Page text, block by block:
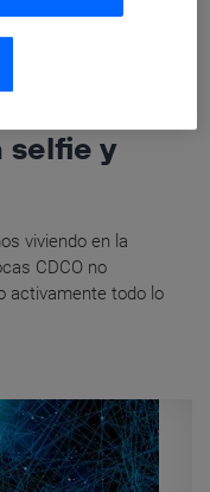
selfie y
viviendo en la
CDCO no
activamente todo lo